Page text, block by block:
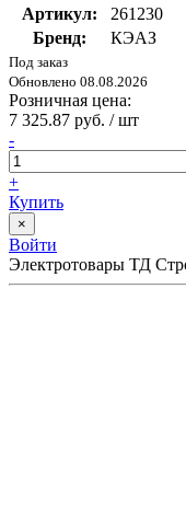
Артикул:
261230
Бренд:
КЭАЗ
Под заказ
Обновлено 08.08.2026
Розничная цена:
7 325.87 руб. / шт
-
+
Купить
×
Войти
Электротовары ТД